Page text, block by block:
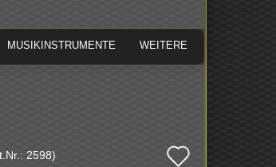
MUSIKINSTRUMENTE WEITERE
2598)